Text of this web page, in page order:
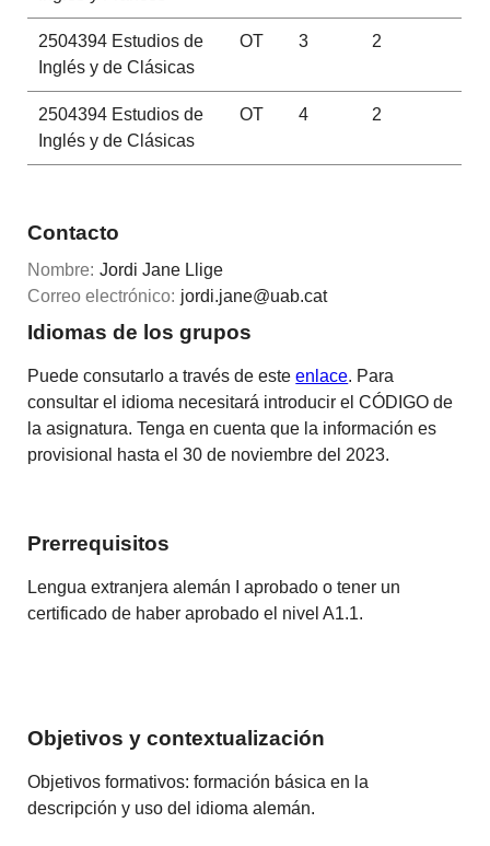
2504394Estudios de
Inglés y de Clásicas
OT 3 2
2504394Estudios de
Inglés y de Clásicas
OT 4 2
Contacto
Nombre: Jordi Jane Llige
Correo electrónico: jordi.jane@uab.cat
Idiomas de los grupos
Puede consutarlo a través de esteenlace. Para
consultar el idioma necesitará introducir el CÓDIGO de
la asignatura. Tenga en cuenta que la información es
provisional hasta el 30 de noviembre del 2023.
Prerrequisitos
Lengua extranjera alemán I aprobado o tener un
certificado de haber aprobado el nivel A1.1.
Objetivos y contextualización
Objetivos formativos: formación básica en la
descripción y uso del idioma alemán.